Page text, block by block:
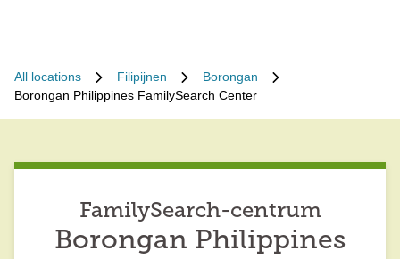
All locations Filipijnen
Borongan
Borongan Philippines FamilySearch Center
FamilySearch-centrum
Borongan Philippines